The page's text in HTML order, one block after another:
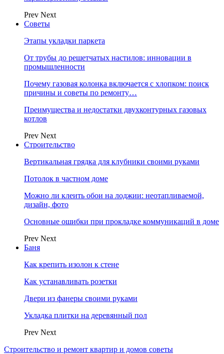
Prev Next
Советы
Этапы укладки паркета
От трубы до решетчатых настилов: инновации в
промышленности
Почему газовая колонка включается с хлопком: поиск
причины и советы по ремонту…
Преимущества и недостатки двухконтурных газовых
котлов
Prev Next
Строительство
Вертикальная грядка для клубники своими руками
Потолок в частном доме
Можно ли клеить обои на лоджии: неотапливаемой,
дизайн, фото
Основные ошибки при прокладке коммуникаций в доме
Prev Next
Баня
Как крепить изолон к стене
Как устанавливать розетки
Двери из фанеры своими руками
Укладка плитки на деревянный пол
Prev Next
Строительство и ремонт квартир и домов советы